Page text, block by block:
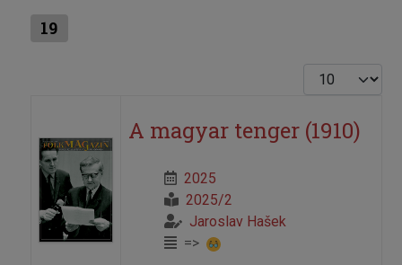
19
Tételek #
A magyar tenger (1910)
2025
2025/2
Jaroslav Hašek
=>